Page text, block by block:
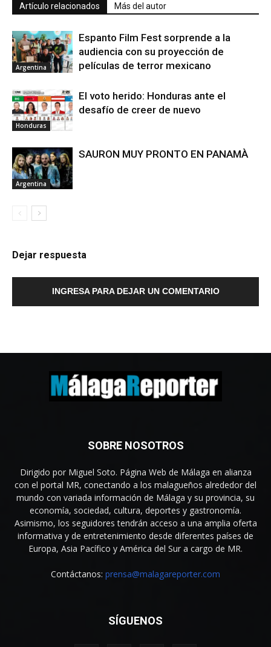
Artículo relacionados Más del autor
Argentina
Espanto Film Fest sorprende a la
audiencia con su proyección de
películas de terror mexicano
Honduras
El voto herido: Honduras ante el
desafío de creer de nuevo
Argentina
SAURON MUY PRONTO EN PANAMÀ
Dejar respuesta
INGRESA PARA DEJAR UN COMENTARIO
SOBRE NOSOTROS
Dirigido por Miguel Soto. Página Web de Málaga en alianza
con el portal MR, conectando a los malagueños alrededor del
mundo con variada información de Málaga y su provincia, su
economía, sociedad, cultura, deportes y gastronomía.
Asimismo, los seguidores tendrán acceso a una amplia oferta
informativa y de entretenimiento desde diferentes países de
Europa, Asia Pacífico y América del Sur a cargo de MR.
Contáctanos: prensa@malagareporter.com
SÍGUENOS